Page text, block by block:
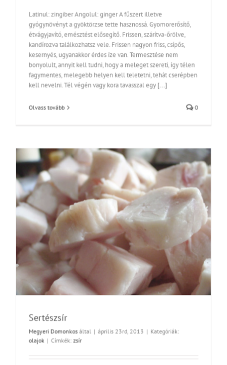
Latinul: zingiber Angolul: ginger A fűszert illetve
gyógynövényt a gyöktörzse tette hasznossá. Gyomorerősítő,
étvágyjavító, emésztést elősegítő. Frissen, szárítva-őrölve,
kandírozva találkozhatsz vele. Frissen nagyon friss, csípős,
kesernyés, ugyanakkor érdes íze van. Termesztése nem
bonyolult, annyit kell tudni, hogy a meleget szereti, így télen
fagymentes, melegebb helyen kell teletetni, tehát cserépben
kell nevelni. Tél végén vagy kora tavasszal egy [...]
Olvass tovább 0
Sertészsír
Megyeri Domonkosáltal | április 23rd, 2013 | Kategóriák:
olajok | Címkék: zsír